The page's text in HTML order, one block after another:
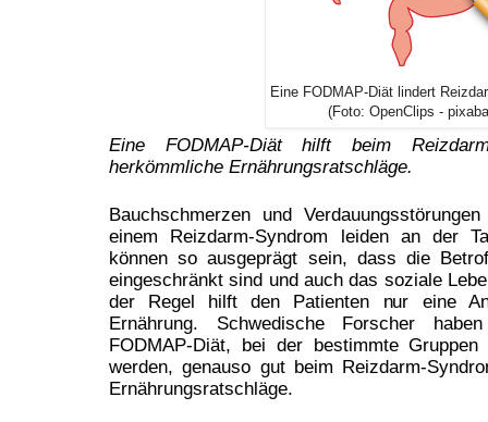
Eine FODMAP-Diät lindert
(Foto: OpenClips -
Eine FODMAP-Diät hilft beim
herkömmliche Ernährungsratschläge.
Bauchschmerzen und
einem Reizdarm-Syndrom leiden an der
können so ausgeprägt sein, dass die
eingeschränkt sind und auch das soziale
der Regel hilft den Patienten nur eine
Ernährung. Schwedische Forscher
FODMAP-Diät, bei der bestimmte
werden, genauso gut beim Reizdarm-
Ernährungsratschläge.